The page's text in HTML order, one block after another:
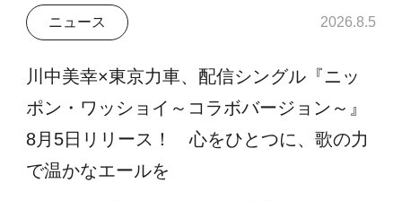
ニュース 2026.8.5
川中美幸×東京力車、配信シングル『ニッ
ポン・ワッショイ～コラボバージョン～』
8月5日リリース！ 心をひとつに、歌の力
で温かなエールを